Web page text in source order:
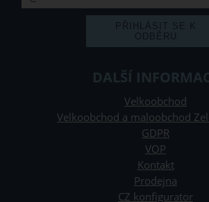
DALŠÍ
Velkoobchod
Velkoobchod a maloobchod
GDPR
VOP
Kontakt
Prodejna
CZ konfigurator